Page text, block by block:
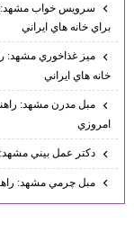
سرويس خواب مشهد:
براي خانه هاي ايراني
ميز غذاخوري مشهد:
خانه هاي ايراني
مبل مدرن مشهد:
امروزي
دكتر عمل بيني مشهد:
مبل چرمي مشهد: